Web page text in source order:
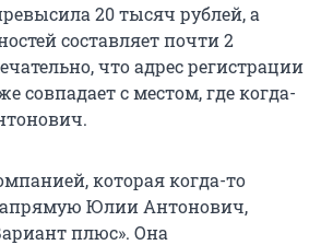
20 тысяч рублей, а
составляет почти 2
что адрес регистрации
совпадает с местом, где когда-
которая когда-то
Юлии Антонович,
плюс». Она